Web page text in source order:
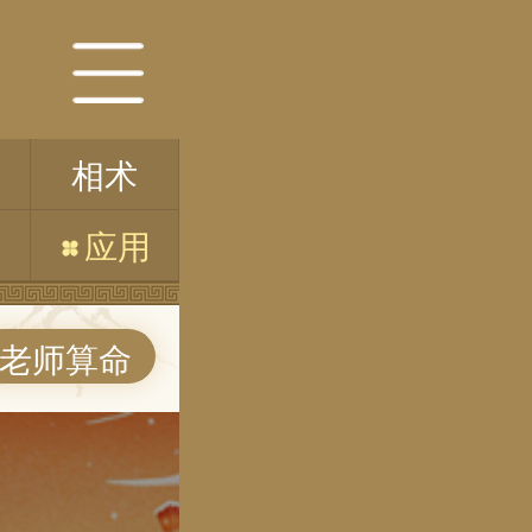
相术
应用
老师算命